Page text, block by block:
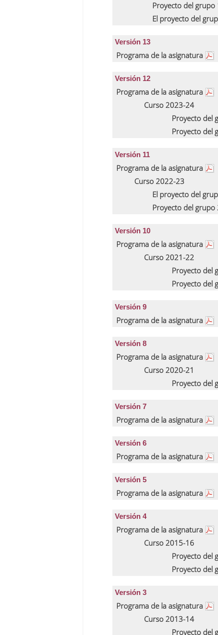
Proyecto del
El proyecto del
Versión 13
Programa de la asignatura
Versión 12
Programa de la asignatura
Curso 2023-24
Proyecto del
Proyecto del
Versión 11
Programa de la asignatura
Curso 2022-23
El proyecto del
Proyecto del
Versión 10
Programa de la asignatura
Curso 2021-22
Proyecto del
Proyecto del
Versión 9
Programa de la asignatura
Versión 8
Programa de la asignatura
Curso 2020-21
Proyecto del
Versión 7
Programa de la asignatura
Versión 6
Programa de la asignatura
Versión 5
Programa de la asignatura
Versión 4
Programa de la asignatura
Curso 2015-16
Proyecto del
Proyecto del
Versión 3
Programa de la asignatura
Curso 2013-14
Proyecto del